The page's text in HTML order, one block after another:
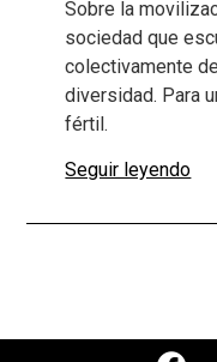
Sobre la
sociedad que
colectivamente
diversidad. Para
fértil.
Seguir leyendo